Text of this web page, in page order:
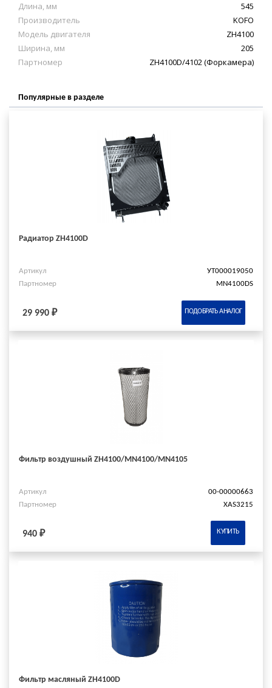
Длина, мм
545
Производитель
KOFO
Модель двигателя
ZH4100
Ширина, мм
205
Партномер
ZH4100D/4102 (Форкамера)
Популярные в разделе
Радиатор ZH4100D
Артикул
УТ000019050
Партномер
MN4100DS
29 990 ₽ ПОДОБРАТЬ АНАЛОГ
Фильтр воздушный ZH4100/MN4100/MN4105
Артикул
00-00000663
Партномер
XAS3215
940 ₽ КУПИТЬ
Фильтр масляный ZH4100D